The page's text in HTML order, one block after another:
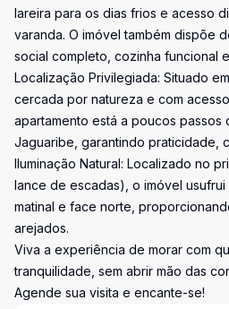
lareira para os dias frios e acesso
varanda. O imóvel também dispõe
social completo, cozinha funcional
Localização Privilegiada: Situado
cercada por natureza e com
apartamento está a poucos
Jaguaribe, garantindo praticidade,
Iluminação Natural: Localizado no
lance de escadas), o imóvel
matinal e face norte,
arejados.
Viva a experiência de morar com
tranquilidade, sem abrir mão das
Agende sua visita e encante-se!